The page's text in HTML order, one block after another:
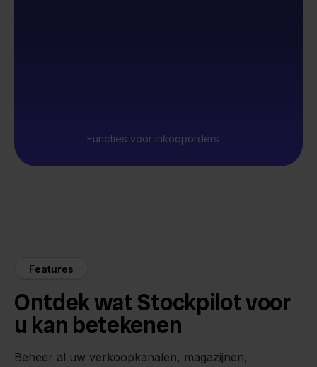
Functies voor inkooporders
Features
Ontdek wat Stockpilot voor
u kan betekenen
Beheer al uw verkoopkanalen, magazijnen,